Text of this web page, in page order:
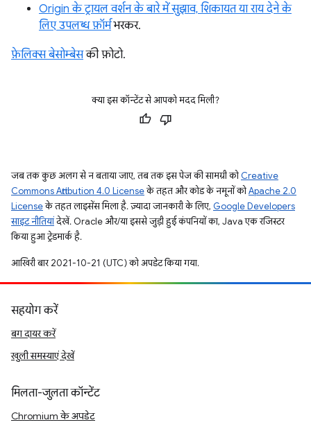
Origin के ट्रायल वर्शन के बारे में सुझाव, शिकायत या राय देने के
लिए उपलब्ध फ़ॉर्मभरकर.
फ़ेलिक्स बेसोम्बेसकी फ़ोटो.
क्या इस कॉन्टेंट से आपको मदद मिली?
जब तक कुछ अलग से न बताया जाए, तब तक इस पेज की सामग्री कोCreative
Commons Attribution 4.0 Licenseके तहत और कोड के नमूनों कोApache 2.0
Licenseके तहत लाइसेंस मिला है. ज़्यादा जानकारी के लिए, Google Developers
साइट नीतियांदेखें. Oracle और/या इससे जुड़ी हुई कंपनियों का, Java एक रजिस्टर
किया हुआ ट्रेडमार्क है.
आखिरी बार 2021-10-21 (UTC) को अपडेट किया गया.
सहयोग करें
बग दायर करें
खुली समस्याएं देखें
मिलता-जुलता कॉन्टेंट
Chromium के अपडेट